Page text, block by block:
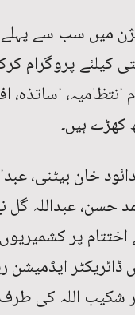
میں سب سے
پروگرام
اساتذہ،
کھڑے ہیں۔
خان بیٹنی،
حسن، عبداللہ
پر
ڈائریکٹر
شکیب اللہ کی